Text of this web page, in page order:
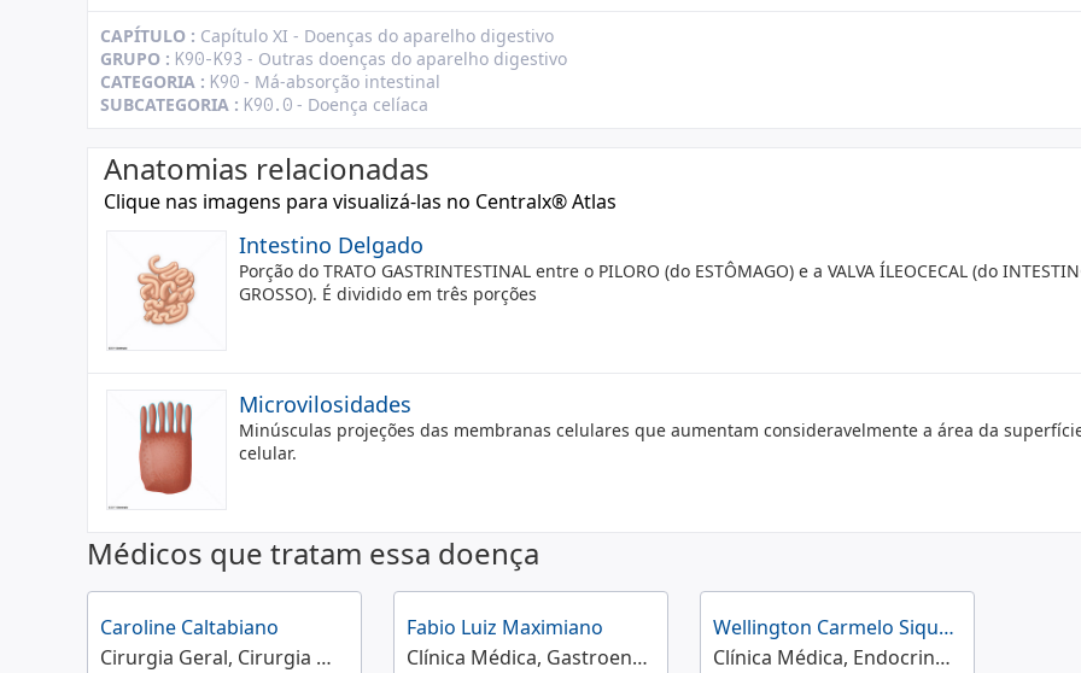
CAPÍTULO : Capítulo XI - Doenças do aparelho digestivo
GRUPO : K90-K93 - Outras doenças do aparelho digestivo
CATEGORIA : K90 - Má-absorção intestinal
SUBCATEGORIA : K90.0 - Doença celíaca
Anatomias relacionadas
Clique nas imagens para visualizá-las no Centralx® Atlas
Intestino Delgado
Porção do TRATO GASTRINTESTINAL entre o PILORO (do ESTÔMAGO) e a VALVA ÍLEOCECAL (do
GROSSO). É dividido em três porções
Microvilosidades
Minúsculas projeções das membranas celulares que aumentam consideravelmente a área da
celular.
Médicos que tratam essa doença
Caroline Caltabiano
Cirurgia Geral, Cirurgia Oncológica
Fabio Luiz Maximiano
Clínica Médica, Gastroenterologia
Wellington Carmelo Siqueira Saraiva
Clínica Médica, Endocrinologia e Metabologia